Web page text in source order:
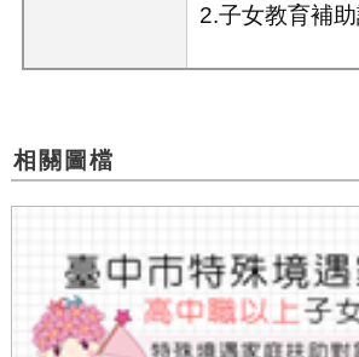
2.子女教育補
相關圖檔